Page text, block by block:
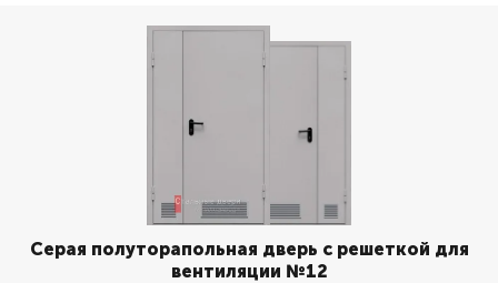
Серая полуторапольная дверь с решеткой для
вентиляции №12